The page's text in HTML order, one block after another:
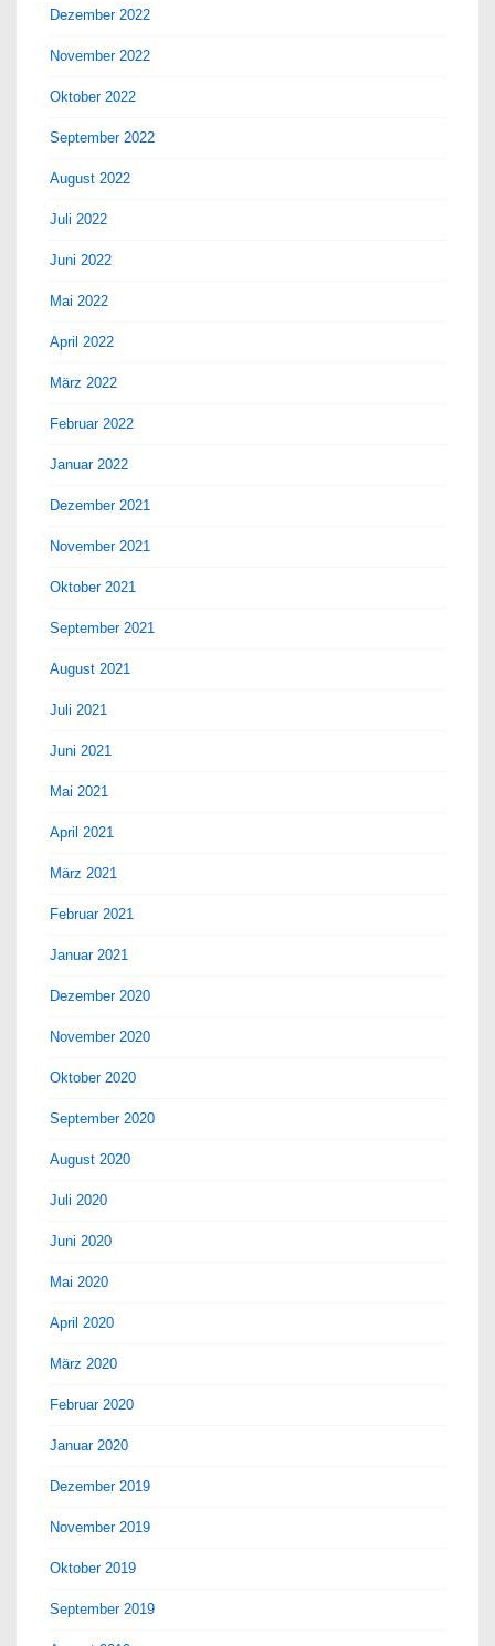
Dezember 2022
November 2022
Oktober 2022
September 2022
August 2022
Juli 2022
Juni 2022
Mai 2022
April 2022
März 2022
Februar 2022
Januar 2022
Dezember 2021
November 2021
Oktober 2021
September 2021
August 2021
Juli 2021
Juni 2021
Mai 2021
April 2021
März 2021
Februar 2021
Januar 2021
Dezember 2020
November 2020
Oktober 2020
September 2020
August 2020
Juli 2020
Juni 2020
Mai 2020
April 2020
März 2020
Februar 2020
Januar 2020
Dezember 2019
November 2019
Oktober 2019
September 2019